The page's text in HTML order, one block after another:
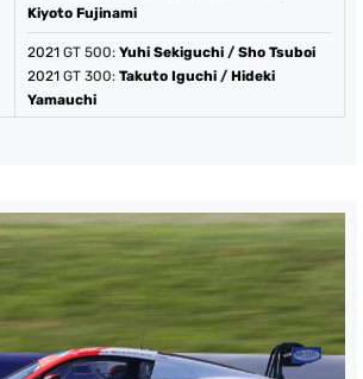
Kiyoto Fujinami
2021 GT 500: Yuhi Sekiguchi / Sho Tsuboi
2021 GT 300: Takuto Iguchi / Hideki
Yamauchi